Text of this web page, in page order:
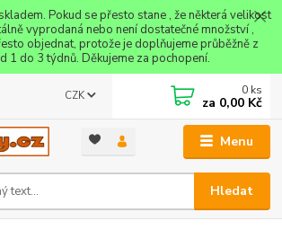
Pokud se přesto stane , že některá velikost
vyprodaná nebo není dostatečné množství ,
objednat, protože je doplňujeme průběžně z
1 do 3 týdnů. Děkujeme za pochopení.
Menu
CZK
Hledat
0 ks
za 0,00 Kč